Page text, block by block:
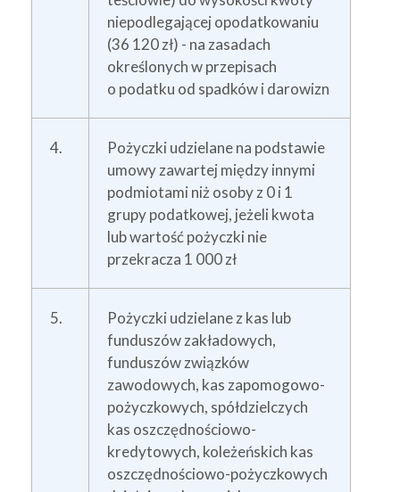
niepodlegającej opodatkowaniu
(36 120 zł) - na zasadach
określonych w przepisach
o podatku od spadków i darowizn
4.
Pożyczki udzielane na podstawie
umowy zawartej między innymi
podmiotami niż osoby z 0 i 1
grupy podatkowej, jeżeli kwota
lub wartość pożyczki nie
przekracza 1 000 zł
5.
Pożyczki udzielane z kas lub
funduszów zakładowych,
funduszów związków
zawodowych, kas zapomogowo-
pożyczkowych, spółdzielczych
kas oszczędnościowo-
kredytowych, koleżeńskich kas
oszczędnościowo-pożyczkowych